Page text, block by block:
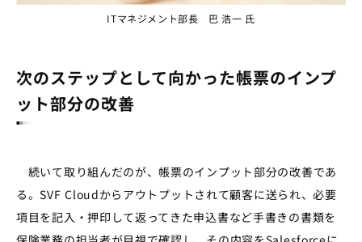
ITマネジメント部長 巴 浩一 氏
次のステップとして向かった帳票のインプ
ット部分の改善
続いて取り組んだのが、帳票のインプット部分の改善であ
る。SVF Cloudからアウトプットされて顧客に送られ、必要
項目を記入・押印して返ってきた申込書など手書きの書類を